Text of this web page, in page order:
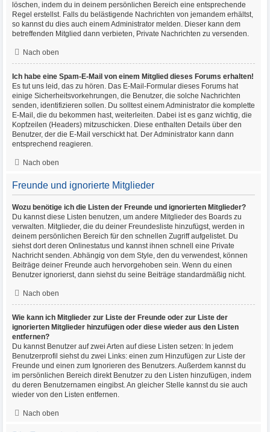
löschen, indem du in deinem persönlichen Bereich eine entsprechende
Regel erstellst. Falls du belästigende Nachrichten von jemandem erhältst,
so kannst du dies auch einem Administrator melden. Dieser kann dem
betreffenden Mitglied dann verbieten, Private Nachrichten zu versenden.
Nach oben
Ich habe eine Spam-E-Mail von einem Mitglied dieses Forums erhalten!
Es tut uns leid, das zu hören. Das E-Mail-Formular dieses Forums hat
einige Sicherheitsvorkehrungen, die Benutzer, die solche Nachrichten
senden, identifizieren sollen. Du solltest einem Administrator die komplette
E-Mail, die du bekommen hast, weiterleiten. Dabei ist es ganz wichtig, die
Kopfzeilen (Headers) mitzuschicken. Diese enthalten Details über den
Benutzer, der die E-Mail verschickt hat. Der Administrator kann dann
entsprechend reagieren.
Nach oben
Freunde und ignorierte Mitglieder
Wozu benötige ich die Listen der Freunde und ignorierten Mitglieder?
Du kannst diese Listen benutzen, um andere Mitglieder des Boards zu
verwalten. Mitglieder, die du deiner Freundesliste hinzufügst, werden in
deinem persönlichen Bereich für den schnellen Zugriff aufgelistet. Du
siehst dort deren Onlinestatus und kannst ihnen schnell eine Private
Nachricht senden. Abhängig von dem Style, den du verwendest, können
Beiträge deiner Freunde auch hervorgehoben sein. Wenn du einen
Benutzer ignorierst, dann siehst du seine Beiträge standardmäßig nicht.
Nach oben
Wie kann ich Mitglieder zur Liste der Freunde oder zur Liste der
ignorierten Mitglieder hinzufügen oder diese wieder aus den Listen
entfernen?
Du kannst Benutzer auf zwei Arten auf diese Listen setzen: In jedem
Benutzerprofil siehst du zwei Links: einen zum Hinzufügen zur Liste der
Freunde und einen zum Ignorieren des Benutzers. Außerdem kannst du
im persönlichen Bereich direkt Benutzer zu den Listen hinzufügen, indem
du deren Benutzernamen eingibst. An gleicher Stelle kannst du sie auch
wieder von den Listen entfernen.
Nach oben